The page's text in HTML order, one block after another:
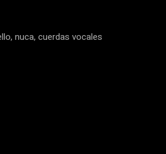
nuca, cuerdas vocales